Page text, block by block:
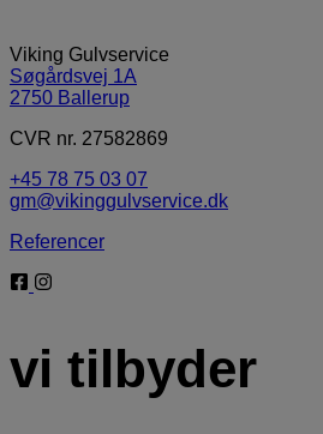
Viking Gulvservice
Søgårdsvej 1A
2750 Ballerup​
CVR nr. 27582869
+45 78 75 03 07
gm@vikinggulvservice.dk
Referencer
vi tilbyder